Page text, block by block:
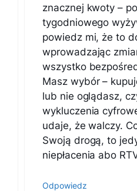
znacznej kwoty –
tygodniowego
powiedz mi, że to
wprowadzając
wszystko
Masz wybór –
lub nie oglądasz,
wykluczenia
udaje, że walczy.
Swoją drogą, to
niepłacenia abo
Odpowiedz